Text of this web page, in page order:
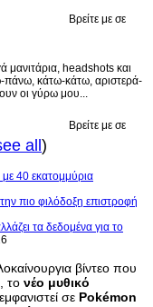
Βρείτε με σε
μανιτάρια, headshots και
κάτω-κάτω, αριστερά-
οι γύρω μου...
Βρείτε με σε
all)
40 εκατομμύρια
πιο φιλόδοξη επιστροφή
τα δεδομένα για το
βίντεο που
, το νέο μυθικό
σε Pokémon